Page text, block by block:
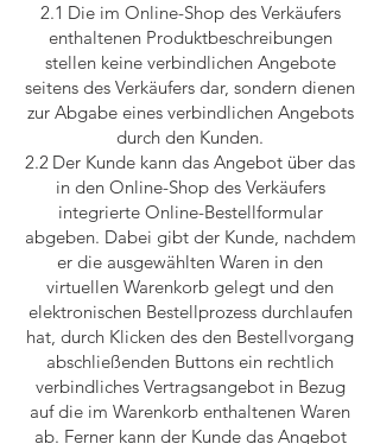
2.1 Die im Online-Shop des Verkäufers
enthaltenen Produktbeschreibungen
stellen keine verbindlichen Angebote
seitens des Verkäufers dar, sondern dienen
zur Abgabe eines verbindlichen Angebots
durch den Kunden.
2.2 Der Kunde kann das Angebot über das
in den Online-Shop des Verkäufers
integrierte Online-Bestellformular
abgeben. Dabei gibt der Kunde, nachdem
er die ausgewählten Waren in den
virtuellen Warenkorb gelegt und den
elektronischen Bestellprozess durchlaufen
hat, durch Klicken des den Bestellvorgang
abschließenden Buttons ein rechtlich
verbindliches Vertragsangebot in Bezug
auf die im Warenkorb enthaltenen Waren
ab. Ferner kann der Kunde das Angebot